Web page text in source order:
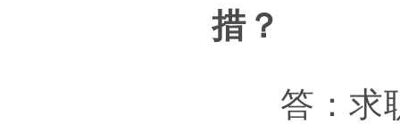
措？
答：求职